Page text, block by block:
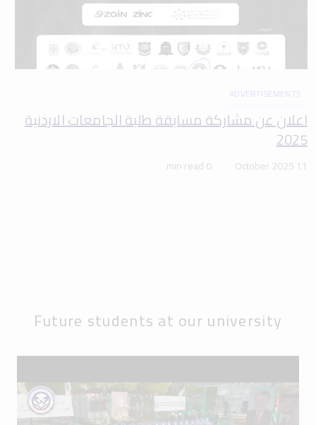
ADVERTISEMENTS
اعلان عن مشاركة مسابقة طلبة الجامعات الاردنية
2025
11 October 2025
0 min read
Future students at our university